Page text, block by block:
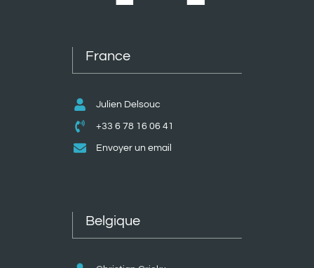
France
Julien Delsouc
+33 6 78 16 06 41
Envoyer un email
Belgique